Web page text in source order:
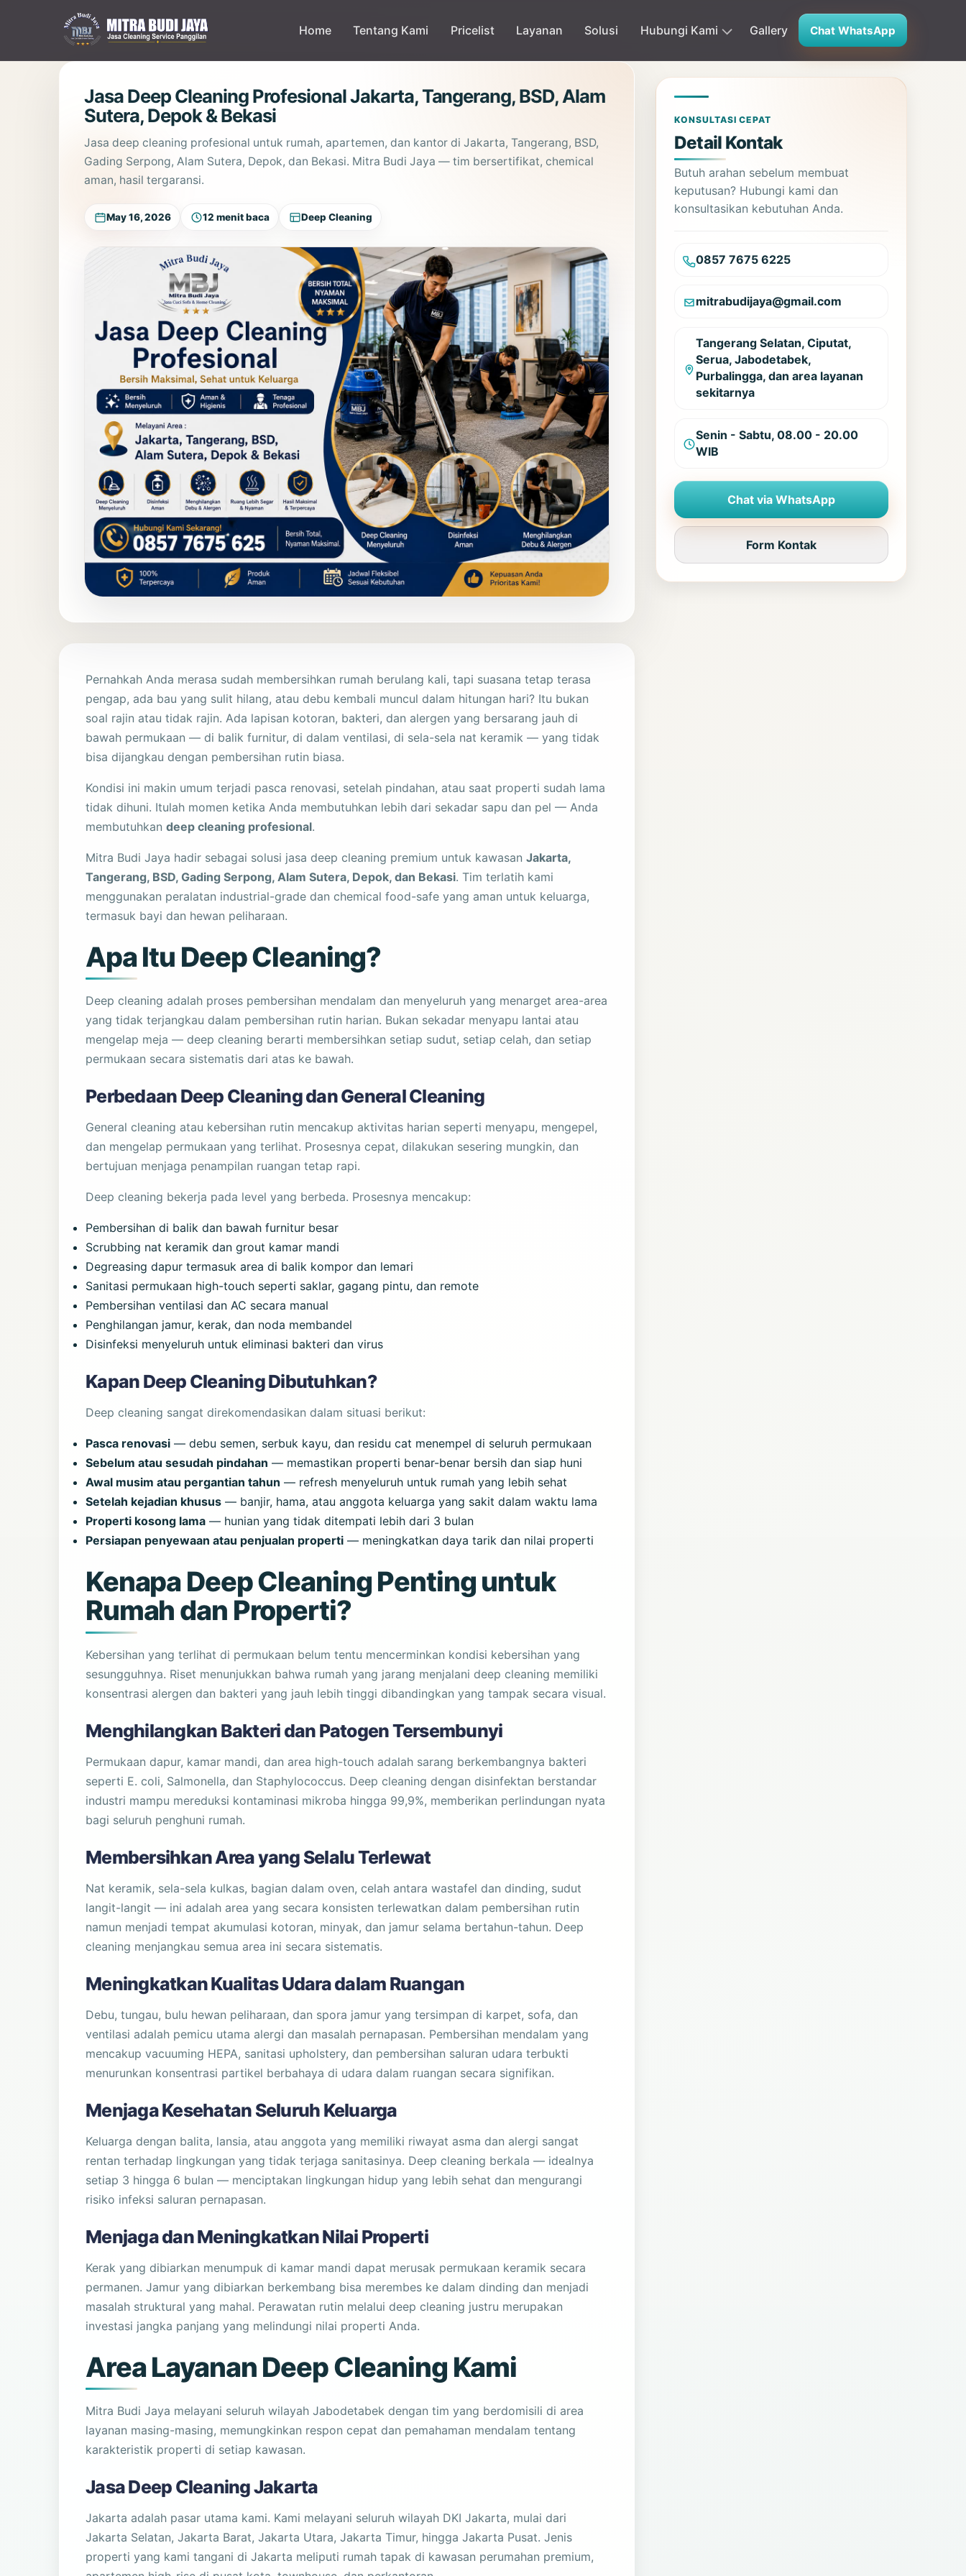
Home Tentang Kami Pricelist Layanan Solusi Hubungi Kami Gallery Chat WhatsApp
Jasa Deep Cleaning Profesional Jakarta, Tangerang, BSD, Alam
Sutera, Depok & Bekasi
Jasa deep cleaning profesional untuk rumah, apartemen, dan kantor di Jakarta, Tangerang, BSD,
Gading Serpong, Alam Sutera, Depok, dan Bekasi. Mitra Budi Jaya — tim bersertifikat, chemical
aman, hasil tergaransi.
May 16, 2026 12 menit baca Deep Cleaning
Pernahkah Anda merasa sudah membersihkan rumah berulang kali, tapi suasana tetap terasa
pengap, ada bau yang sulit hilang, atau debu kembali muncul dalam hitungan hari? Itu bukan
soal rajin atau tidak rajin. Ada lapisan kotoran, bakteri, dan alergen yang bersarang jauh di
bawah permukaan — di balik furnitur, di dalam ventilasi, di sela-sela nat keramik — yang tidak
bisa dijangkau dengan pembersihan rutin biasa.
Kondisi ini makin umum terjadi pasca renovasi, setelah pindahan, atau saat properti sudah lama
tidak dihuni. Itulah momen ketika Anda membutuhkan lebih dari sekadar sapu dan pel — Anda
membutuhkan deep cleaning profesional.
Mitra Budi Jaya hadir sebagai solusi jasa deep cleaning premium untuk kawasan Jakarta,
Tangerang, BSD, Gading Serpong, Alam Sutera, Depok, dan Bekasi. Tim terlatih kami
menggunakan peralatan industrial-grade dan chemical food-safe yang aman untuk keluarga,
termasuk bayi dan hewan peliharaan.
Apa Itu Deep Cleaning?
Deep cleaning adalah proses pembersihan mendalam dan menyeluruh yang menarget area-area
yang tidak terjangkau dalam pembersihan rutin harian. Bukan sekadar menyapu lantai atau
mengelap meja — deep cleaning berarti membersihkan setiap sudut, setiap celah, dan setiap
permukaan secara sistematis dari atas ke bawah.
Perbedaan Deep Cleaning dan General Cleaning
General cleaning atau kebersihan rutin mencakup aktivitas harian seperti menyapu, mengepel,
dan mengelap permukaan yang terlihat. Prosesnya cepat, dilakukan sesering mungkin, dan
bertujuan menjaga penampilan ruangan tetap rapi.
Deep cleaning bekerja pada level yang berbeda. Prosesnya mencakup:
Pembersihan di balik dan bawah furnitur besar
Scrubbing nat keramik dan grout kamar mandi
Degreasing dapur termasuk area di balik kompor dan lemari
Sanitasi permukaan high-touch seperti saklar, gagang pintu, dan remote
Pembersihan ventilasi dan AC secara manual
Penghilangan jamur, kerak, dan noda membandel
Disinfeksi menyeluruh untuk eliminasi bakteri dan virus
Kapan Deep Cleaning Dibutuhkan?
Deep cleaning sangat direkomendasikan dalam situasi berikut:
Pasca renovasi — debu semen, serbuk kayu, dan residu cat menempel di seluruh permukaan
Sebelum atau sesudah pindahan — memastikan properti benar-benar bersih dan siap huni
Awal musim atau pergantian tahun — refresh menyeluruh untuk rumah yang lebih sehat
Setelah kejadian khusus — banjir, hama, atau anggota keluarga yang sakit dalam waktu lama
Properti kosong lama — hunian yang tidak ditempati lebih dari 3 bulan
Persiapan penyewaan atau penjualan properti — meningkatkan daya tarik dan nilai properti
Kenapa Deep Cleaning Penting untuk
Rumah dan Properti?
Kebersihan yang terlihat di permukaan belum tentu mencerminkan kondisi kebersihan yang
sesungguhnya. Riset menunjukkan bahwa rumah yang jarang menjalani deep cleaning memiliki
konsentrasi alergen dan bakteri yang jauh lebih tinggi dibandingkan yang tampak secara visual.
Menghilangkan Bakteri dan Patogen Tersembunyi
Permukaan dapur, kamar mandi, dan area high-touch adalah sarang berkembangnya bakteri
seperti E. coli, Salmonella, dan Staphylococcus. Deep cleaning dengan disinfektan berstandar
industri mampu mereduksi kontaminasi mikroba hingga 99,9%, memberikan perlindungan nyata
bagi seluruh penghuni rumah.
Membersihkan Area yang Selalu Terlewat
Nat keramik, sela-sela kulkas, bagian dalam oven, celah antara wastafel dan dinding, sudut
langit-langit — ini adalah area yang secara konsisten terlewatkan dalam pembersihan rutin
namun menjadi tempat akumulasi kotoran, minyak, dan jamur selama bertahun-tahun. Deep
cleaning menjangkau semua area ini secara sistematis.
Meningkatkan Kualitas Udara dalam Ruangan
Debu, tungau, bulu hewan peliharaan, dan spora jamur yang tersimpan di karpet, sofa, dan
ventilasi adalah pemicu utama alergi dan masalah pernapasan. Pembersihan mendalam yang
mencakup vacuuming HEPA, sanitasi upholstery, dan pembersihan saluran udara terbukti
menurunkan konsentrasi partikel berbahaya di udara dalam ruangan secara signifikan.
Menjaga Kesehatan Seluruh Keluarga
Keluarga dengan balita, lansia, atau anggota yang memiliki riwayat asma dan alergi sangat
rentan terhadap lingkungan yang tidak terjaga sanitasinya. Deep cleaning berkala — idealnya
setiap 3 hingga 6 bulan — menciptakan lingkungan hidup yang lebih sehat dan mengurangi
risiko infeksi saluran pernapasan.
Menjaga dan Meningkatkan Nilai Properti
Kerak yang dibiarkan menumpuk di kamar mandi dapat merusak permukaan keramik secara
permanen. Jamur yang dibiarkan berkembang bisa merembes ke dalam dinding dan menjadi
masalah struktural yang mahal. Perawatan rutin melalui deep cleaning justru merupakan
investasi jangka panjang yang melindungi nilai properti Anda.
Area Layanan Deep Cleaning Kami
Mitra Budi Jaya melayani seluruh wilayah Jabodetabek dengan tim yang berdomisili di area
layanan masing-masing, memungkinkan respon cepat dan pemahaman mendalam tentang
karakteristik properti di setiap kawasan.
Jasa Deep Cleaning Jakarta
Jakarta adalah pasar utama kami. Kami melayani seluruh wilayah DKI Jakarta, mulai dari
Jakarta Selatan, Jakarta Barat, Jakarta Utara, Jakarta Timur, hingga Jakarta Pusat. Jenis
properti yang kami tangani di Jakarta meliputi rumah tapak di kawasan perumahan premium,
KONSULTASI CEPAT
Detail Kontak
Butuh arahan sebelum membuat
keputusan? Hubungi kami dan
konsultasikan kebutuhan Anda.
0857 7675 6225
mitrabudijaya@gmail.com
Tangerang Selatan, Ciputat,
Serua, Jabodetabek,
Purbalingga, dan area layanan
sekitarnya
Senin - Sabtu, 08.00 - 20.00
WIB
Chat via WhatsApp
Form Kontak